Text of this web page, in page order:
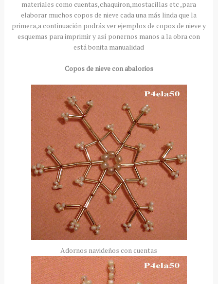
materiales como cuentas,chaquiron,mostacillas etc ,para
elaborar muchos copos de nieve cada una más linda que la
primera,a continuación podrás ver ejemplos de copos de nieve y
esquemas para imprimir y así ponernos manos a la obra con
está bonita manualidad
Copos de nieve con abalorios
Adornos navideños con cuentas